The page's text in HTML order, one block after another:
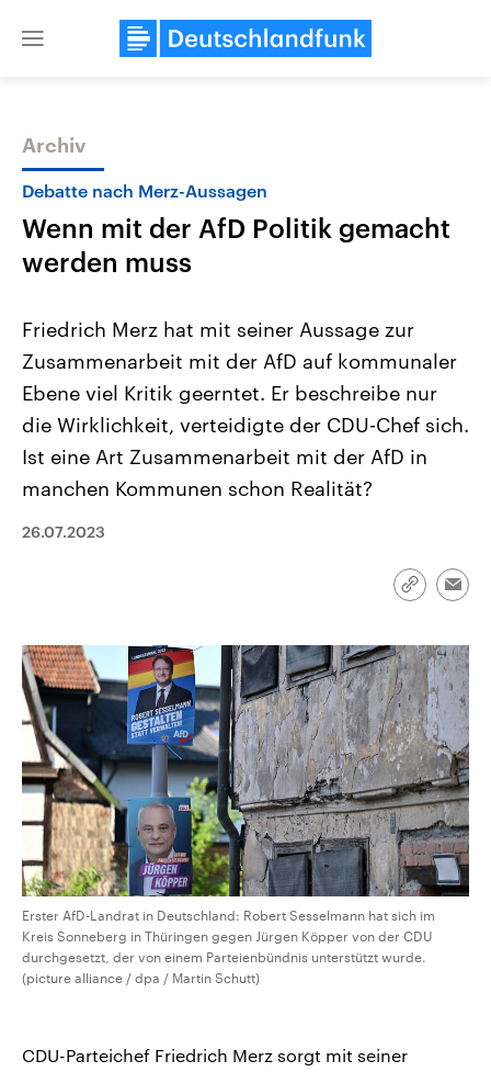
Close
Themen
Landtagswahl Sachsen-Anhalt
2026
Alle Informationen
Sachsen-Anhalt wählt am 6.
September 2026 einen neuen
Landtag. Seit 2021 wird das
Bundesland von einer Koalition aus
Umfragen, Prognosen,
Wahlprogramme, aktuelle Berichte
USA
Aktuelle Beiträge,
Hintergründe
Wirtschaftlich und
gehören die Vereinigten
den mächtigsten Ländern
mit großem Einfluss auf
Archiv
Debatte nach Merz-Aussagen
Wenn mit der AfD Politik gemacht
werden muss
Friedrich Merz hat mit seiner Aussage zur
Zusammenarbeit mit der AfD auf kommunaler
Ebene viel Kritik geerntet. Er beschreibe nur
die Wirklichkeit, verteidigte der CDU-Chef sich.
Ist eine Art Zusammenarbeit mit der AfD in
manchen Kommunen schon Realität?
26.07.2023
Link
Erster AfD-Landrat in Deutschland: Robert Sesselmann hat sich im
Kreis Sonneberg in Thüringen gegen Jürgen Köpper von der CDU
durchgesetzt, der von einem Parteienbündnis unterstützt wurde.
(picture alliance / dpa / Martin Schutt)
CDU-Parteichef Friedrich Merz sorgt mit seiner